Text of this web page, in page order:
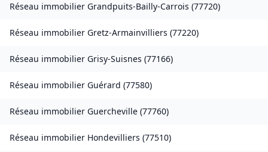
Réseau immobilier Grandpuits-Bailly-Carrois (77720)
Réseau immobilier Gretz-Armainvilliers (77220)
Réseau immobilier Grisy-Suisnes (77166)
Réseau immobilier Guérard (77580)
Réseau immobilier Guercheville (77760)
Réseau immobilier Hondevilliers (77510)